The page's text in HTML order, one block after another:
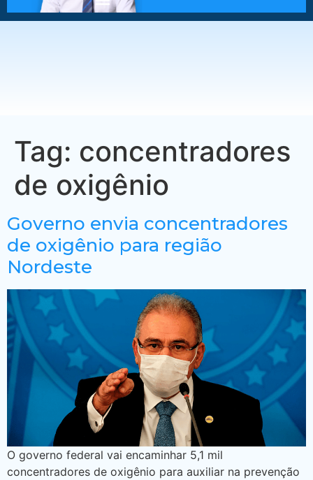
Tag: concentradores
de oxigênio
Governo envia concentradores
de oxigênio para região
Nordeste
O governo federal vai encaminhar 5,1 mil
concentradores de oxigênio para auxiliar na prevenção